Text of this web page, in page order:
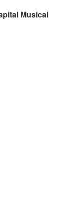
Musical